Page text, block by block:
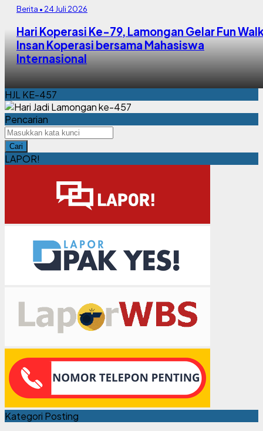
Berita • 24 Juli 2026
Hari Koperasi Ke-79, Lamongan Gelar Fun
Insan Koperasi bersama Mahasiswa
Internasional
HJL KE-457
Pencarian
Cari
LAPOR!
Kategori Posting